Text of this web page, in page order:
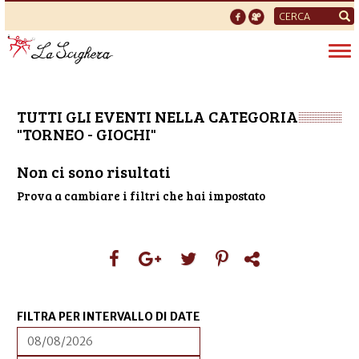
Form
di
ricerca
TUTTI GLI EVENTI NELLA CATEGORIA
"TORNEO - GIOCHI"
Non ci sono risultati
Prova a cambiare i filtri che hai impostato
FILTRA PER INTERVALLO DI DATE